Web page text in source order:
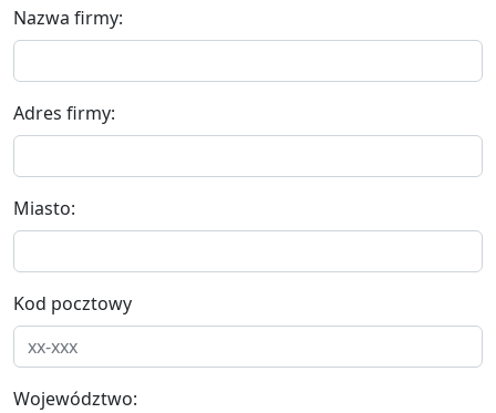
Nazwa firmy:
Adres firmy:
Miasto:
Kod pocztowy
Województwo: